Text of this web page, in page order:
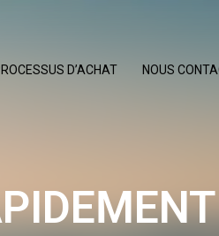
D’ACHAT NOUS